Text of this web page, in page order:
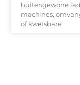
buitengewone
machines,
of kwetsbare